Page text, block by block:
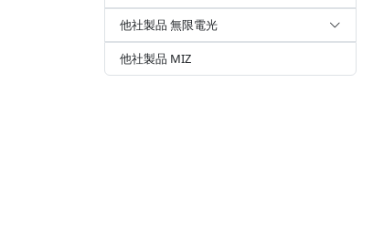
他社製品 無限電光
他社製品 MIZ